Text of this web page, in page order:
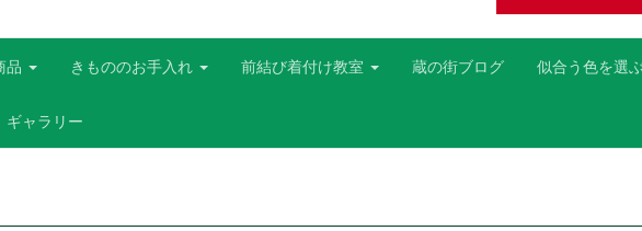
品 きもののお手入れ 前結び着付け教室 蔵の街ブログ 似合う色を選
ギャラリー